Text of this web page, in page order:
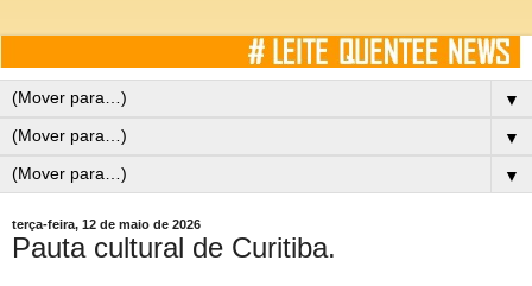
▼
▼
▼
terça-feira, 12 de maio de 2026
Pauta cultural de Curitiba.